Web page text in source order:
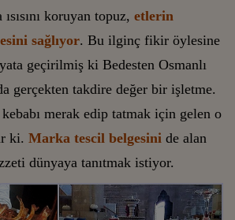
koruyan topuz, etlerin
sağlıyor. Bu ilginç fikir öylesine
geçirilmiş ki Bedesten Osmanlı
gerçekten takdire değer bir işletme.
merak edip tatmak için gelen o
ki. Marka tescil belgesini de alan
dünyaya tanıtmak istiyor.